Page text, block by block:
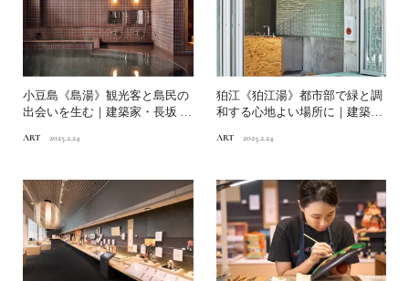
小豆島《島湯》観光客と島民の
出会いを生む｜建築家・長坂 常
ART 2025.2.24
狛江《狛江湯》都市部で緑と調
和する心地よい場所に｜建築
ART 2025.2.24